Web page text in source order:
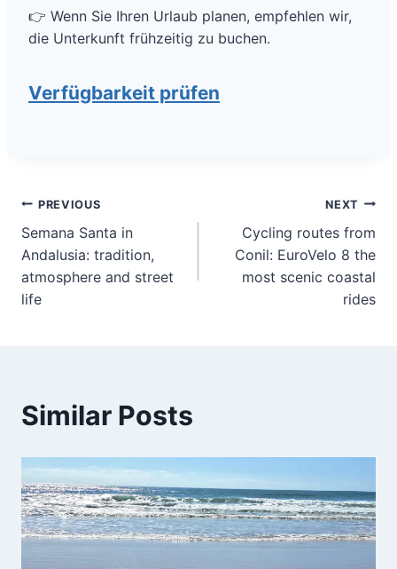
👉 Wenn Sie Ihren Urlaub planen, empfehlen wir,
die Unterkunft frühzeitig zu buchen.
Verfügbarkeit prüfen
Post
navigation
PREVIOUS
Semana Santa in
Andalusia: tradition,
atmosphere and street
life
NEXT
Cycling routes from
Conil: EuroVelo 8 the
most scenic coastal
rides
Similar Posts